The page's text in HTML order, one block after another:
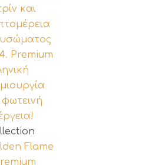
Flame